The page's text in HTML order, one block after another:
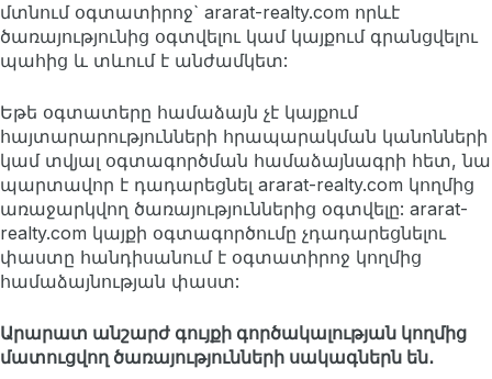
մտնում օգտատիրոջ` ararat-realty.com որևէ
ծառայությունից օգտվելու կամ կայքում գրանցվելու
պահից և տևում է անժամկետ:
Եթե օգտատերը համաձայն չէ կայքում
հայտարարությունների հրապարակման կանոնների
կամ տվյալ օգտագործման համաձայնագրի հետ, նա
պարտավոր է դադարեցնել ararat-realty.com կողմից
առաջարկվող ծառայություններից օգտվելը: ararat-
realty.com կայքի օգտագործումը չդադարեցնելու
փաստը հանդիսանում է օգտատիրոջ կողմից
համաձայնության փաստ:
Արարատ անշարժ գույքի գործակալության կողմից
մատուցվող ծառայությունների սակագներն են․